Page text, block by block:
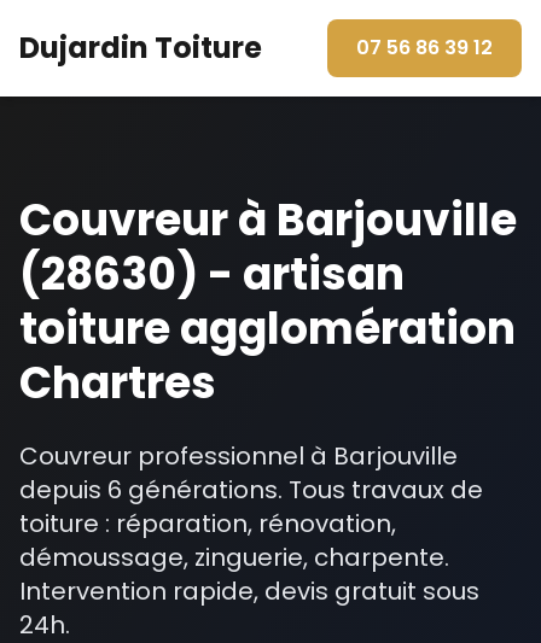
Dujardin Toiture 07 56 86 39 12
Couvreur à Barjouville
(28630) - artisan
toiture agglomération
Chartres
Couvreur professionnel à Barjouville
depuis 6 générations. Tous travaux de
toiture : réparation, rénovation,
démoussage, zinguerie, charpente.
Intervention rapide, devis gratuit sous
24h.